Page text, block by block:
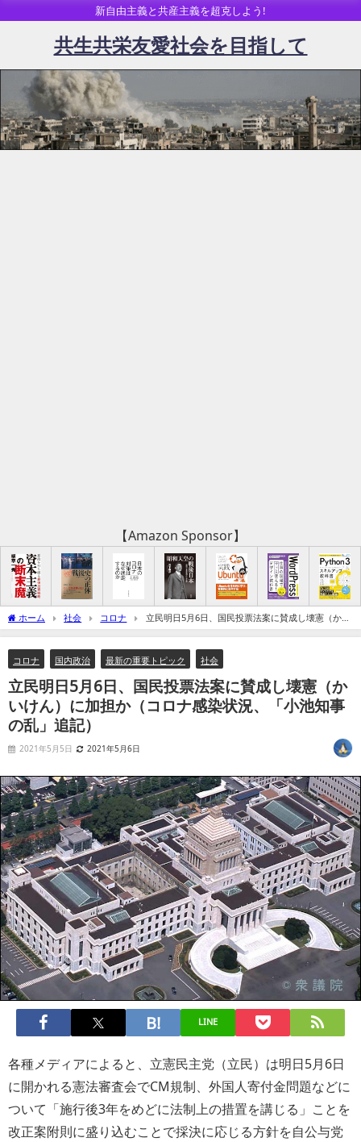
新自由主義と共産主義を超克しよう!
共生共栄友愛社会を目指して
【Amazon Sponsor】
ホーム 社会 コロナ
立民明日5月6日、国民投票法案に賛成し壊憲（かい
けん）に加担か（コロナ感染状況、「小池知事の乱」追記）
コロナ 国内政治 最新の重要トピック 社会
立民明日5月6日、国民投票法案に賛成し壊憲（か
いけん）に加担か（コロナ感染状況、「小池知事
の乱」追記）
2021年5月5日 2021年5月6日
LINE
各種メディアによると、立憲民主党（立民）は明日5月6日
に開かれる憲法審査会でCM規制、外国人寄付金問題などに
ついて「施行後3年をめどに法制上の措置を講じる」ことを
改正案附則に盛り込むことで採決に応じる方針を自公与党